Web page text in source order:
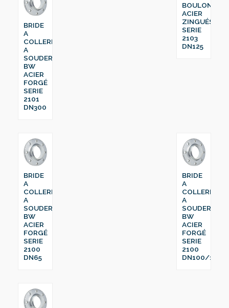
BRIDE
A
COLLERETTE
A
SOUDER
BW
ACIER
FORGÉ
SERIE
2101
DN300
BOULON
ACIER
ZINGUÉS
SERIE
2103
DN125
BRIDE
A
COLLERETTE
A
SOUDER
BW
ACIER
FORGÉ
SERIE
2100
DN65
BRIDE
A
COLLERETTE
A
SOUDER
BW
ACIER
FORGÉ
SERIE
2100
DN100/114